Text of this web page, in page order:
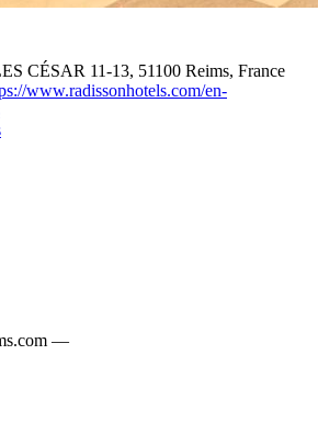
CÉSAR 11-13, 51100 Reims, France
www.radissonhotels.com/en-
—